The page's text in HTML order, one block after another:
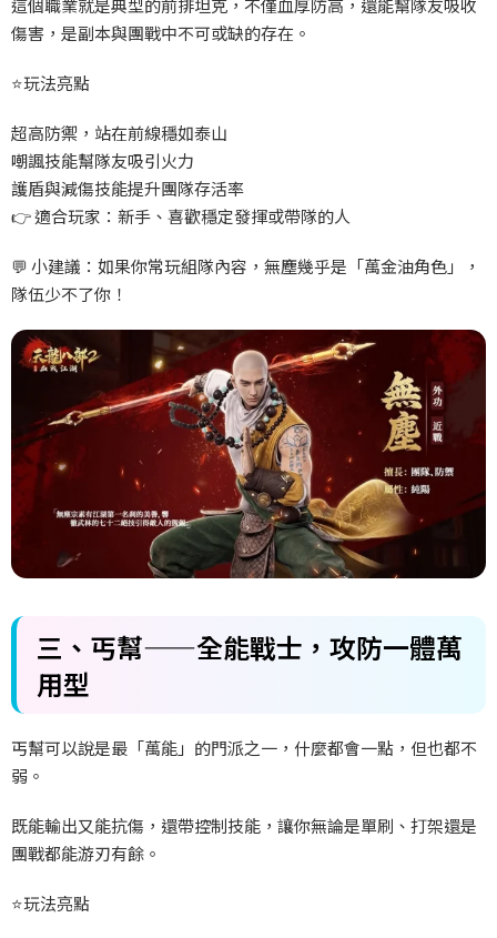
這個職業就是典型的前排坦克，不僅血厚防高，還能幫隊友吸收
傷害，是副本與團戰中不可或缺的存在。
⭐玩法亮點
超高防禦，站在前線穩如泰山
嘲諷技能幫隊友吸引火力
護盾與減傷技能提升團隊存活率
👉適合玩家：新手、喜歡穩定發揮或帶隊的人
💬小建議：如果你常玩組隊內容，無塵幾乎是「萬金油角色」，
隊伍少不了你！
三、 丐幫——全能戰士，攻防一體萬
用型
丐幫可以說是最「萬能」的門派之一，什麼都會一點，但也都不
弱。
既能輸出又能抗傷，還帶控制技能，讓你無論是單刷、打架還是
團戰都能游刃有餘。
⭐玩法亮點